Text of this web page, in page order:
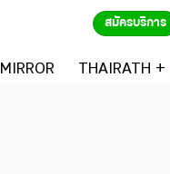
สมัครบริการ
MIRROR THAIRATH +